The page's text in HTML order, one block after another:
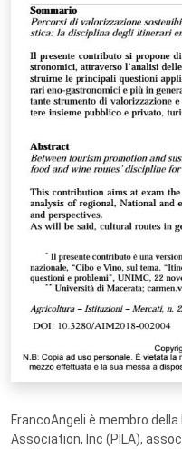
FrancoAngeli è membro
Association, Inc (PILA),